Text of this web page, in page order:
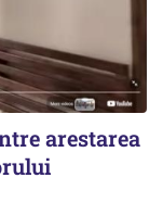
arestarea